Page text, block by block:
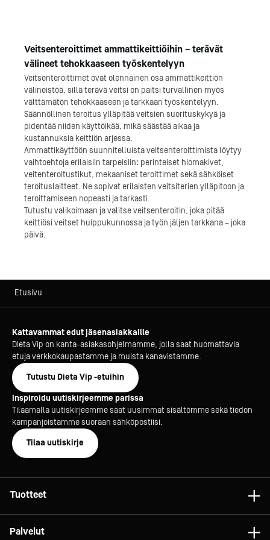
Veitsenteroittimet ammattikeittiöihin – terävät
välineet tehokkaaseen työskentelyyn
Veitsenteroittimet ovat olennainen osa ammattikeittiön
välineistöä, sillä terävä veitsi on paitsi turvallinen myös
välttämätön tehokkaaseen ja tarkkaan työskentelyyn.
Säännöllinen teroitus ylläpitää veitsien suorituskykyä ja
pidentää niiden käyttöikää, mikä säästää aikaa ja
kustannuksia keittiön arjessa.
Ammattikäyttöön suunnitelluista veitsenteroittimista löytyy
vaihtoehtoja erilaisiin tarpeisiin: perinteiset hiomakivet,
veitenteroitustikut, mekaaniset teroittimet sekä sähköiset
teroituslaitteet. Ne sopivat erilaisten veitsiterien ylläpitoon ja
teroittamiseen nopeasti ja tarkasti.
Tutustu valikoimaan ja valitse veitsenteroitin, joka pitää
keittiösi veitset huippukunnossa ja työn jäljen tarkkana – joka
päivä.
Etusivu
Kattavammat edut jäsenasiakkaille
Dieta Vip on kanta-asiakasohjelmamme, jolla saat huomattavia
etuja verkkokaupastamme ja muista kanavistamme.
Tutustu Dieta Vip -etuihin
Inspiroidu uutiskirjeemme parissa
Tilaamalla uutiskirjeemme saat uusimmat sisältömme sekä tiedon
kampanjoistamme suoraan sähköpostiisi.
Tilaa uutiskirje
Tuotteet
Palvelut